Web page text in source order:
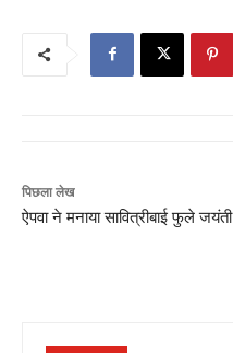
पिछला लेख
ऐपवा ने मनाया सावित्रीबाई फुले जयंती